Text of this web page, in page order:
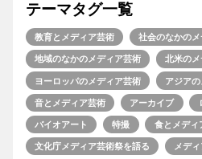
テーマタグ一覧
教育とメディア芸術 社会のなかの
地域のなかのメディア芸術 北米の
ヨーロッパのメディア芸術 アジア
音とメディア芸術 アーカイブ
バイオアート 特撮 食とメディ
文化庁メディア芸術祭を語る メデ